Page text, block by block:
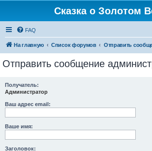
Сказка о Золотом
FAQ
На главную Список форумов
Отправить сообщение
Получатель:
Администратор
Ваш адрес email:
Ваше имя:
Заголовок: